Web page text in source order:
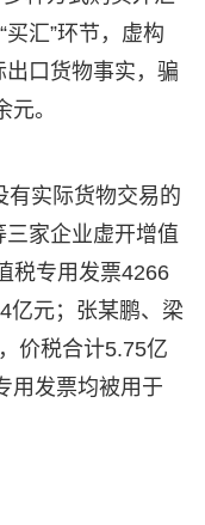
买汇”环节，虚构
口货物事实，骗
。
有实际货物交易的
家企业虚开增值
税专用发票4266
亿元；张某鹏、梁
价税合计5.75亿
用发票均被用于